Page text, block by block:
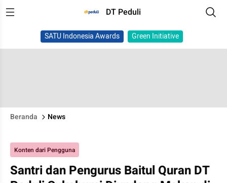
DT Peduli
SATU Indonesia Awards Green Initiative
Beranda News
Konten dari Pengguna
Santri dan Pengurus Baitul Quran DT